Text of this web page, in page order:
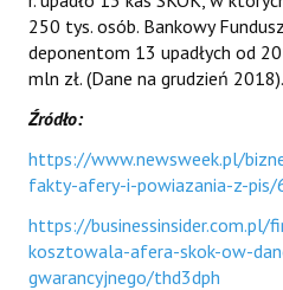
250 tys. osób. Bankowy
deponentom 13 upadłych od
mln zł. (Dane na grudzień 2018).
Źródło:
https://www.newsweek.pl/
fakty-afery-i-powiazania-z-pis/
https://businessinsider.com.pl/
kosztowala-afera-skok-ow-
gwarancyjnego/thd3dph